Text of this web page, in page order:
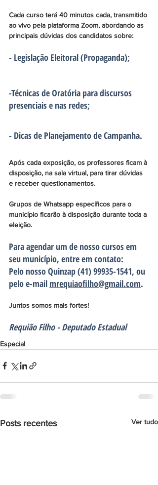
Cada curso terá 40 minutos cada, transmitido
ao vivo pela plataforma Zoom, abordando as
principais dúvidas dos candidatos sobre:
- Legislação Eleitoral (Propaganda);
-Técnicas de Oratória para discursos
presenciais e nas redes;
- Dicas de Planejamento de Campanha.
Após cada exposição, os professores ficam à
disposição, na sala virtual, para tirar dúvidas
e receber questionamentos.
Grupos de Whatsapp específicos para o
município ficarão à disposição durante toda a
eleição.
Para agendar um de nosso cursos em
seu município, entre em contato:
Pelo nosso Quinzap (41) 99935-1541, ou
pelo e-mail mrequiaofilho@gmail.com.
Juntos somos mais fortes!
Requião Filho - Deputado Estadual
Especial
Posts recentes Ver tudo